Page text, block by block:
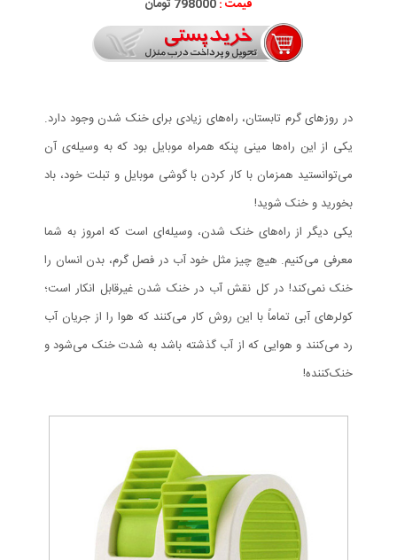
قیمت :798000 تومان
در روزهای گرم تابستان، راه‌های زیادی برای خنک شدن وجود دارد.
یکی از این راه‌ها مینی پنکه همراه موبایل بود که به وسیله‌ی آن
می‌توانستید همزمان با کار کردن با گوشی موبایل و تبلت خود، باد
بخورید و خنک شوید!
یکی دیگر از راه‌های خنک شدن، وسیله‌ای است که امروز به شما
معرفی می‌کنیم. هیچ چیز مثل خود آب در فصل گرم، بدن انسان را
خنک نمی‌کند! در کل نقش آب در خنک شدن غیرقابل انکار است؛
کولرهای آبی تماماً با این روش کار می‌کنند که هوا را از جریان آب
رد می‌کنند و هوایی که از آب گذشته باشد به شدت خنک می‌شود و
خنک‌کننده!